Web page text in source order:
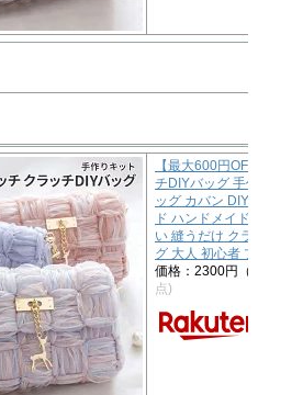
【最大600円OFFクー
チDIYバッグ 手作りキ
ッグ カバン DIY 手芸 手
ド ハンドメイドキット
い 縫うだけ クラッチバ
グ 大人 初心者 プレゼン
価格：2300円（税込、
点)